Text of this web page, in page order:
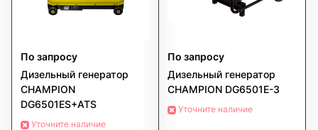
По запросу
Дизельный генератор
CHAMPION
DG6501ES+ATS
Уточните наличие
По запросу
Дизельный генератор
CHAMPION DG6501E-3
Уточните наличие